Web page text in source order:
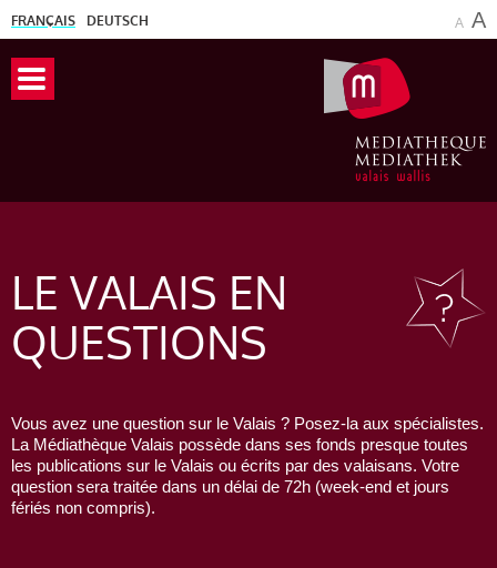
FRANÇAIS DEUTSCH A A
LE VALAIS EN
QUESTIONS
Vous avez une question sur le Valais ? Posez-la aux spécialistes.
La Médiathèque Valais possède dans ses fonds presque toutes
les publications sur le Valais ou écrits par des valaisans. Votre
question sera traitée dans un délai de 72h (week-end et jours
fériés non compris).